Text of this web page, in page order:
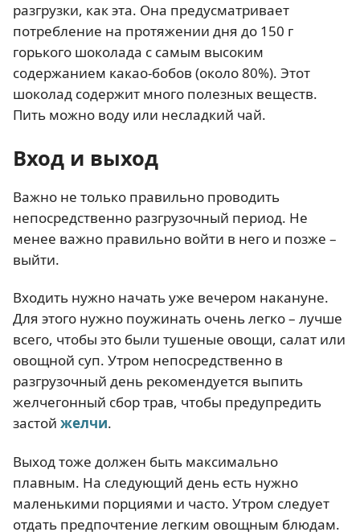
разгрузки, как эта. Она предусматривает
потребление на протяжении дня до 150 г
горького шоколада с самым высоким
содержанием какао-бобов (около 80%). Этот
шоколад содержит много полезных веществ.
Пить можно воду или несладкий чай.
Вход и выход
Важно не только правильно проводить
непосредственно разгрузочный период. Не
менее важно правильно войти в него и позже –
выйти.
Входить нужно начать уже вечером накануне.
Для этого нужно поужинать очень легко – лучше
всего, чтобы это были тушеные овощи, салат или
овощной суп. Утром непосредственно в
разгрузочный день рекомендуется выпить
желчегонный сбор трав, чтобы предупредить
застой желчи.
Выход тоже должен быть максимально
плавным. На следующий день есть нужно
маленькими порциями и часто. Утром следует
отдать предпочтение легким овощным блюдам.